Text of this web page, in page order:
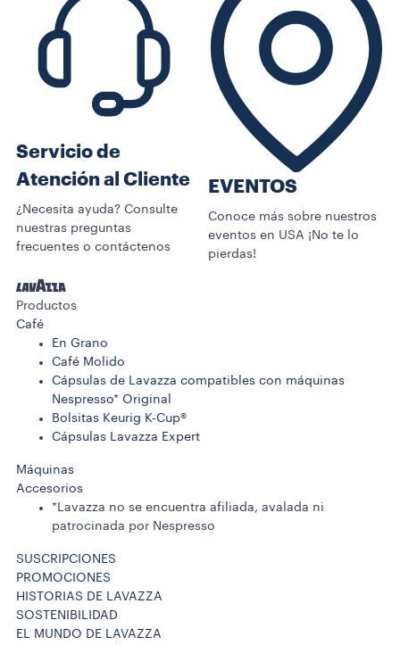
Servicio de
Atención al Cliente
¿Necesita ayuda? Consulte
nuestras preguntas
frecuentes o contáctenos
EVENTOS
Conoce más sobre nuestros
eventos en USA ¡No te lo
pierdas!
Productos
Café
En Grano
Café Molido
Cápsulas de Lavazza compatibles con máquinas
Nespresso* Original
Bolsitas Keurig K-Cup®
Cápsulas Lavazza Expert
Máquinas
Accesorios
*Lavazza no se encuentra afiliada, avalada ni
patrocinada por Nespresso
SUSCRIPCIONES
PROMOCIONES
HISTORIAS DE LAVAZZA
SOSTENIBILIDAD
EL MUNDO DE LAVAZZA